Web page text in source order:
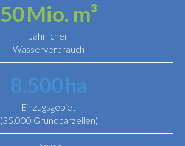
50Mio. m³
Jährlicher
Wasserverbrauch
8.500ha
Einzugsgebiet
(35.000 Grundparzellen)